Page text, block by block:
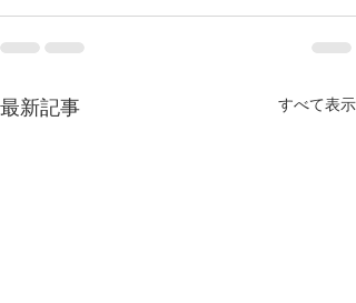
最新記事 すべて表示